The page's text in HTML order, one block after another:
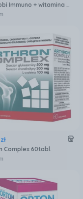
Sanprobi Immuno + witamina D3 20 kapsułek
zł
Complex 60tabl.